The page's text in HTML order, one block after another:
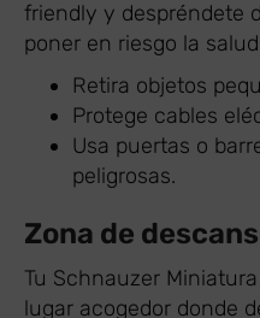
friendly y despréndete
poner en riesgo la
Retira objetos
Protege cables
Usa puertas o
peligrosas.
Zona de
Tu Schnauzer
lugar acogedor donde